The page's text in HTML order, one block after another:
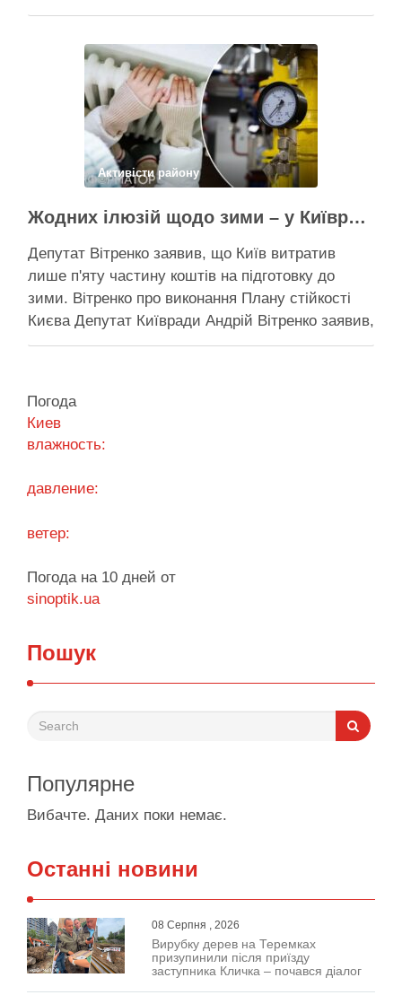
дерев триває, почали й прокладати теплотрасу
суботу, 8 серпня 2026 року, на Теремках у Києві
почалася вже …
Поділитися у соцмережах:
Активісти району
Жодних ілюзій щодо зими – у Київраді закидають, що КМДА виконала План стійкості на 20%
Депутат Вітренко заявив, що Київ витратив
лише п'яту частину коштів на підготовку до
зими. Вітренко про виконання Плану стійкості
Києва Депутат Київради Андрій Вітренко заявив,
що станом на 5 серпня столична влада
старту опалювального сезону …
Погода
Киев
влажность:
давление:
ветер:
Погода на 10 дней от
sinoptik.ua
Пошук
Популярне
Вибачте. Даних поки немає.
Останні новини
08 Серпня , 2026
Вирубку дерев на Теремках
призупинили після приїзду
заступника Кличка – почався діалог